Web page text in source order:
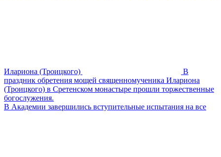
Илариона (Троицкого)
В
праздник обретения мощей священномученика Илариона
(Троицкого) в Сретенском монастыре прошли торжественные
богослужения.
В Академии завершились вступительные испытания на все